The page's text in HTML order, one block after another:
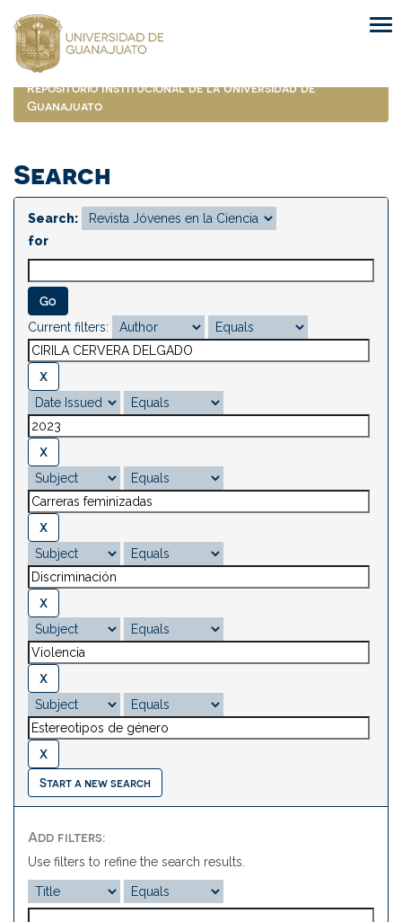
navigation
Repositorio Institucional de la Universidad de
Guanajuato
Search
Search:
for
Current filters:
Start a new search
Add filters:
Use filters to refine the search results.